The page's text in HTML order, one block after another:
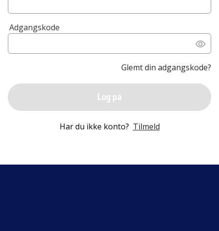
Adgangskode
Glemt din adgangskode?
Log på
Har du ikke konto? Tilmeld